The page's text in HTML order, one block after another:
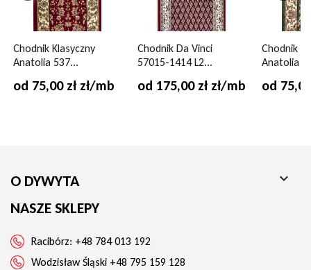
Antypoślizgowy spód z żelu – bezpieczeństwo i wygoda
Łatwa pielęgnacja – odporny na zabrudzenia i ścieranie
Dostępny na metry – dopasujesz długość do swoich
potrzeb
Jeśli szukasz eleganckiego i trwałego chodnika
Kolor wielokolorowy
Chodnik Klasyczny
Anatolia 537...
od 75,00 zł zł/mb
Chodnik Da Vinci
57015-1414 L2...
od 175,00 zł zł/mb
Chodnik
Anatolia
od
O DYWYTA 
NASZE SKLEPY
Racibórz: +48 784 013 192
Wodzisław Śląski +48 795 159 128